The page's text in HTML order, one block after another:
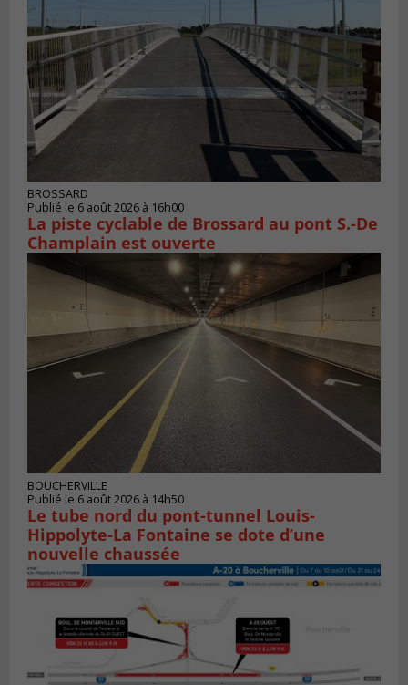
BROSSARD
Publié le 6 août 2026 à 16h00
La piste cyclable de Brossard au pont S.-De
Champlain est ouverte
BOUCHERVILLE
Publié le 6 août 2026 à 14h50
Le tube nord du pont-tunnel Louis-
Hippolyte-La Fontaine se dote d’une
nouvelle chaussée